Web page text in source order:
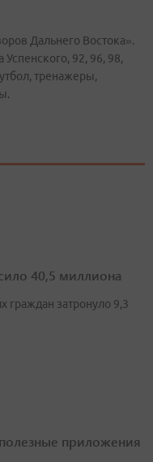
Дальнего Востока».
92, 96, 98,
тренажеры,
40,5 миллиона
затронуло 9,3
приложения